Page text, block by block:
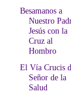
Besamanos a
Nuestro
Jesús con la
Cruz al
Hombro
El Vía Crucis
Señor de la
Salud